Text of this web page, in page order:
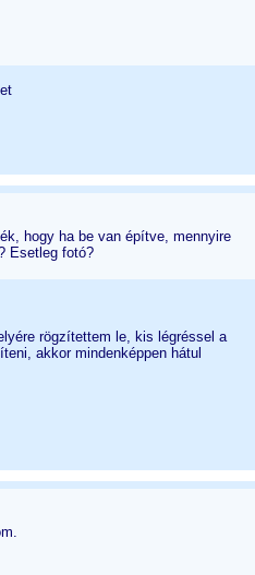
hogy ha be van építve, mennyire
Esetleg fotó?
rögzítettem le, kis légréssel a
akkor mindenképpen hátul